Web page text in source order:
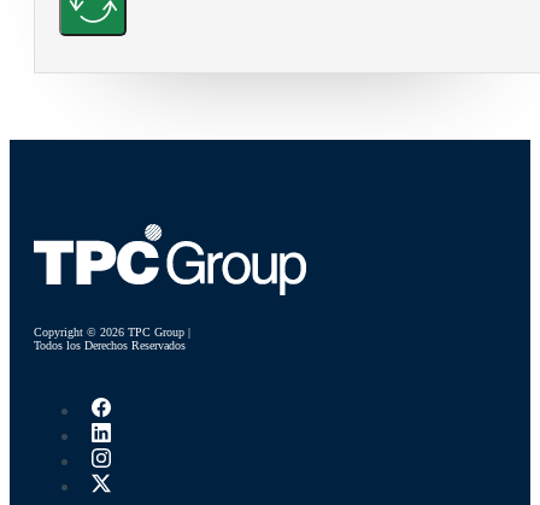
Copyright © 2026 TPC Group |
Todos los Derechos Reservados